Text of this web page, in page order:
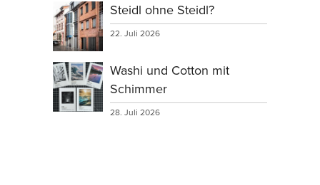
Steidl ohne Steidl?
22. Juli 2026
Washi und Cotton mit
Schimmer
28. Juli 2026